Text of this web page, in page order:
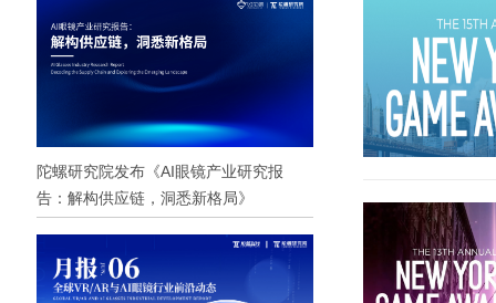
陀螺研究院发布《AI眼镜产业研究报
告：解构供应链，洞悉新格局》